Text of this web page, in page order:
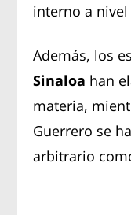
interno a
Además, los
Sinaloa han
materia,
Guerrero se
arbitrario